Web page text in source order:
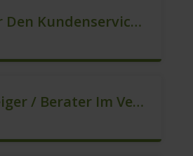
Berater Für Den Kundenservice In VZ/TZ (m/w/d)
Quereinsteiger / Berater Im Vertrieb (m/w/d)